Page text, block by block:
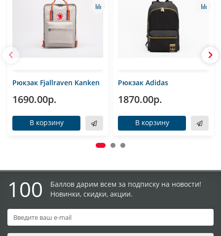
Рюкзак Fjallraven Kanken
1690.00р.
В корзину
Рюкзак Adidas
1870.00р.
В корзину
100
Баллов дарим всем за подписку на новости!
Новинки, скидки, акции.